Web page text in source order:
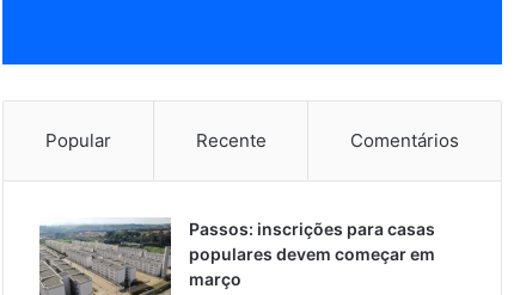
Popular Recente Comentários
Passos: inscrições para casas
populares devem começar em
março